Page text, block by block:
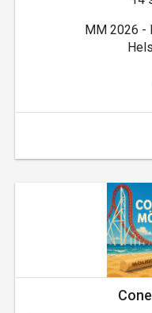
MM 2026 -